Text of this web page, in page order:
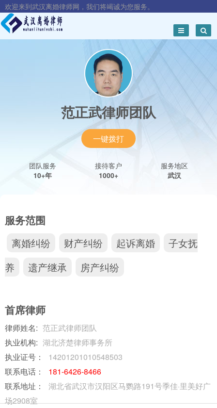
欢迎来到武汉离婚律师网，我们将竭诚为您服务。
范正武律师团队
一键拨打
团队服务
10+年
接待客户
1000+
服务地区
武汉
服务范围
离婚纠纷 财产纠纷 起诉离婚
子女抚
养
遗产继承 房产纠纷
首席律师
律师姓名: 范正武律师团队
执业机构: 湖北济楚律师事务所
执业证号：
14201201010548503
联系电话：
181-6426-8466
联系地址：
湖北省武汉市汉阳区马鹦路191号季佳·里美好广
场2908室